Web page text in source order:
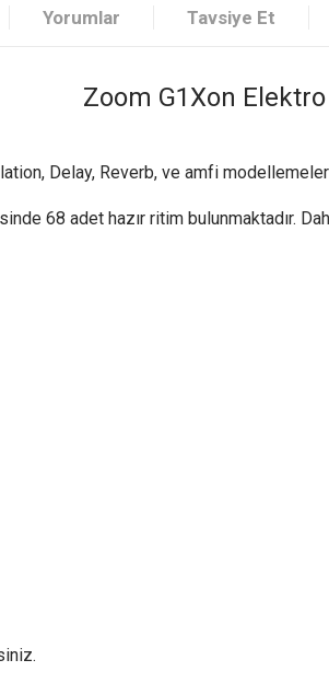
Yorumlar Tavsiye Et
Zoom G1Xon
Delay, Reverb, ve amfi
68 adet hazır ritim bulunmaktadır.